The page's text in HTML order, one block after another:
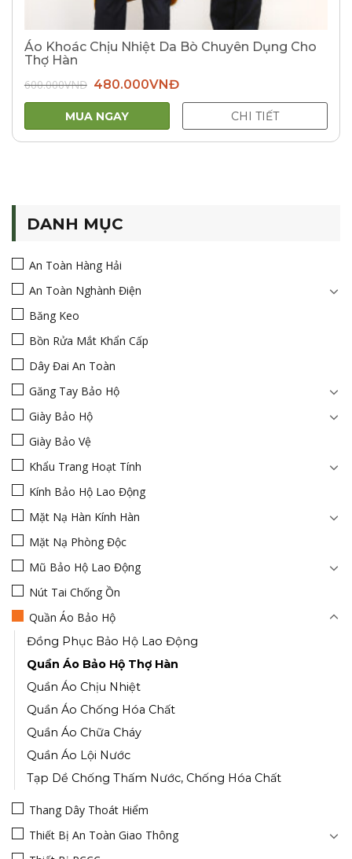
Áo Khoác Chịu Nhiệt Da Bò Chuyên Dụng Cho
Thợ Hàn
600.000VNĐ Giá
gốc
là:
600.000VNĐ.
480.000VNĐGiá
tại
480.000VNĐ.
MUA NGAY CHI TIẾT
DANH MỤC
An Toàn Hàng Hải
An Toàn Nghành Điện
Băng Keo
Bồn Rửa Mắt Khẩn Cấp
Dây Đai An Toàn
Găng Tay Bảo Hộ
Giày Bảo Hộ
Giày Bảo Vệ
Khẩu Trang Hoạt Tính
Kính Bảo Hộ Lao Động
Mặt Nạ Hàn Kính Hàn
Mặt Nạ Phòng Độc
Mũ Bảo Hộ Lao Động
Nút Tai Chống Ồn
Quần Áo Bảo Hộ
Đồng Phục Bảo Hộ Lao Động
Quần Áo Bảo Hộ Thợ Hàn
Quần Áo Chịu Nhiệt
Quần Áo Chống Hóa Chất
Quần Áo Chữa Cháy
Quần Áo Lội Nước
Tạp Dề Chống Thấm Nước, Chống Hóa Chất
Thang Dây Thoát Hiểm
Thiết Bị An Toàn Giao Thông